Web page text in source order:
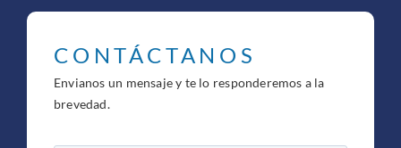
CONTÁCTANOS
Envianos un mensaje y te lo responderemos a la
brevedad.